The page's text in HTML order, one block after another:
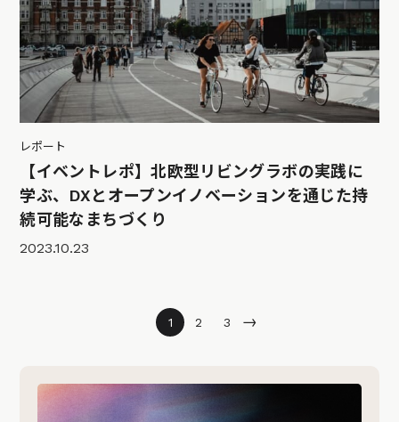
レポート
【イベントレポ】北欧型リビングラボの実践に
学ぶ、DXとオープンイノベーションを通じた持
続可能なまちづくり
2023.10.23
1 2 3 →